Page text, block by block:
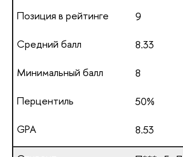
9
8.33
8
50%
8.53